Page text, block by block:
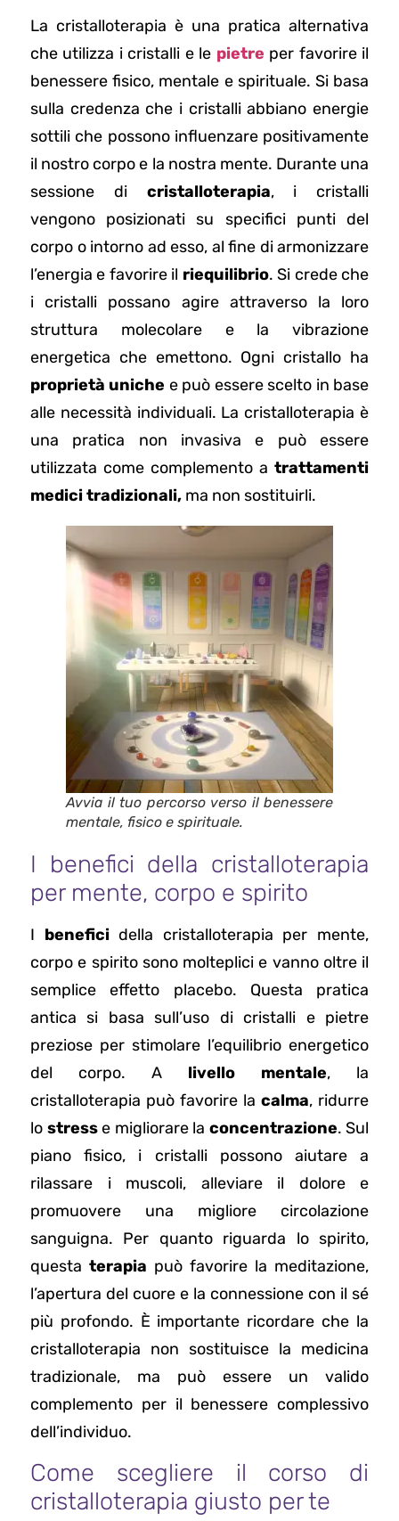
La cristalloterapia è una pratica alternativa
che utilizza i cristalli e le pietre per favorire il
benessere fisico, mentale e spirituale. Si basa
sulla credenza che i cristalli abbiano energie
sottili che possono influenzare positivamente
il nostro corpo e la nostra mente. Durante una
sessione di cristalloterapia, i cristalli
vengono posizionati su specifici punti del
corpo o intorno ad esso, al fine di armonizzare
l’energia e favorire il riequilibrio. Si crede che
i cristalli possano agire attraverso la loro
struttura molecolare e la vibrazione
energetica che emettono. Ogni cristallo ha
proprietà uniche e può essere scelto in base
alle necessità individuali. La cristalloterapia è
una pratica non invasiva e può essere
utilizzata come complemento a trattamenti
medici tradizionali, ma non sostituirli.
Avvia il tuo percorso verso il benessere
mentale, fisico e spirituale.
I benefici della cristalloterapia
per mente, corpo e spirito
I beneficidella cristalloterapia per mente,
corpo e spirito sono molteplici e vanno oltre il
semplice effetto placebo. Questa pratica
antica si basa sull’uso di cristalli e pietre
preziose per stimolare l’equilibrio energetico
del corpo. A livello mentale, la
cristalloterapia può favorire la calma, ridurre
lo stresse migliorare la concentrazione. Sul
piano fisico, i cristalli possono aiutare a
rilassare i muscoli, alleviare il dolore e
promuovere una migliore circolazione
sanguigna. Per quanto riguarda lo spirito,
questa terapia può favorire la meditazione,
l’apertura del cuore e la connessione con il sé
più profondo. È importante ricordare che la
cristalloterapia non sostituisce la medicina
tradizionale, ma può essere un valido
complemento per il benessere complessivo
dell’individuo.
Come scegliere il corso di
cristalloterapia giusto per te